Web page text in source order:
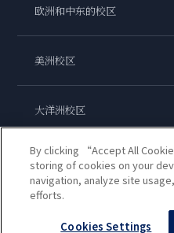
欧洲和中东的校区
美洲校区
大洋洲校区
亚洲校区
By clicking “Accept All
storing of cookies on your
navigation, analyze site
efforts.
Cookies Settings